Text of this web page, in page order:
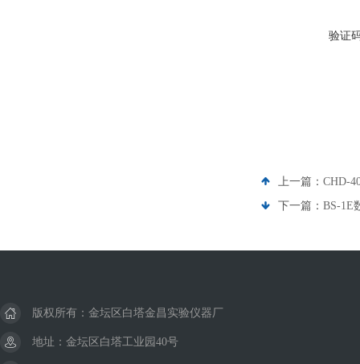
验证
上一篇： CHD-
下一篇： BS-1E
版权所有：金坛区白塔金昌实验仪器厂
地址：金坛区白塔工业园40号